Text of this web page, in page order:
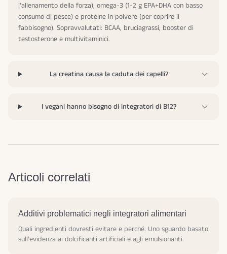
l'allenamento della forza), omega-3 (1-2 g EPA+DHA con basso
consumo di pesce) e proteine in polvere (per coprire il
fabbisogno). Sopravvalutati: BCAA, bruciagrassi, booster di
testosterone e multivitaminici.
La creatina causa la caduta dei capelli?
I vegani hanno bisogno di integratori di B12?
Articoli correlati
Additivi problematici negli integratori alimentari
Quali ingredienti dovresti evitare e perché. Uno sguardo basato
sull'evidenza ai dolcificanti artificiali e agli emulsionanti.